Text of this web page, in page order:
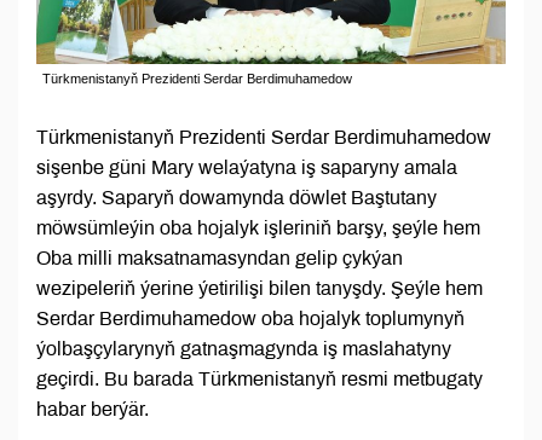
Türkmenistanyň Prezidenti Serdar Berdimuhamedow
Türkmenistanyň Prezidenti Serdar Berdimuhamedow
sişenbe güni Mary welaýatyna iş saparyny amala
aşyrdy. Saparyň dowamynda döwlet Baştutany
möwsümleýin oba hojalyk işleriniň barşy, şeýle hem
Oba milli maksatnamasyndan gelip çykýan
wezipeleriň ýerine ýetirilişi bilen tanyşdy. Şeýle hem
Serdar Berdimuhamedow oba hojalyk toplumynyň
ýolbaşçylarynyň gatnaşmagynda iş maslahatyny
geçirdi. Bu barada Türkmenistanyň resmi metbugaty
habar berýär.